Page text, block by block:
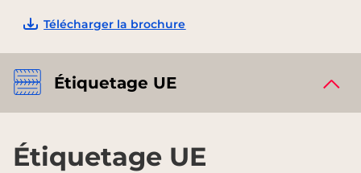
Télécharger la brochure
Étiquetage UE
Étiquetage UE